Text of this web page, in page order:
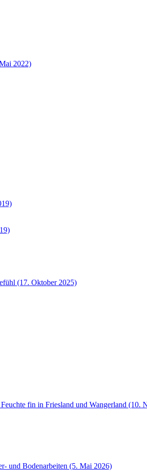
2022)
(17. Oktober 2025)
fin in Friesland und Wangerland (10.
und Bodenarbeiten (5. Mai 2026)